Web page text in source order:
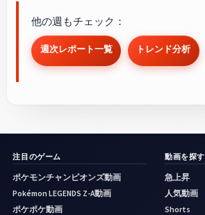
他の週もチェック：
週次レポート一覧 トレンド分析
注目のゲーム
ポケモンチャンピオンズ動画
Pokémon LEGENDS Z-A動画
ポケポケ動画
動画を探す
急上昇
人気動画
Shorts